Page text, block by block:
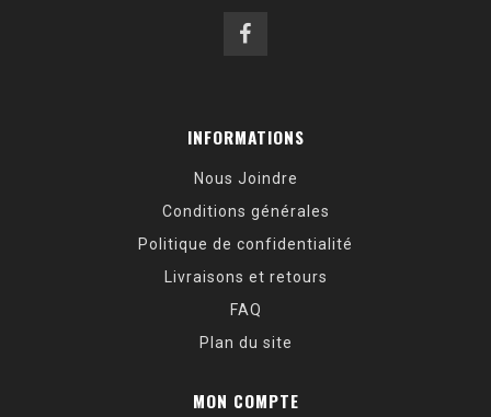
INFORMATIONS
Nous Joindre
Conditions générales
Politique de confidentialité
Livraisons et retours
FAQ
Plan du site
MON COMPTE